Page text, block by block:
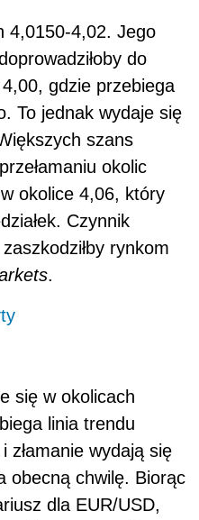
4,0150-4,02. Jego
do
4,00, gdzie przebiega
To jednak wydaje się
szans
okolic
okolice 4,06, który
Czynnik
rynkom
.
się w okolicach
linia trendu
złamanie wydają się
obecną chwilę. Biorąc
dla EUR/USD,